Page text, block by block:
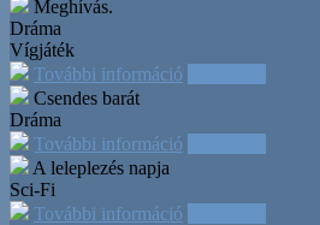
Meghívás.
Dráma
Vígjáték
További információ
Csendes barát
Dráma
További információ
A leleplezés napja
Sci-Fi
További információ